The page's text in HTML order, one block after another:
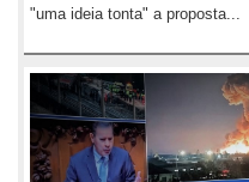
"uma ideia tonta" a proposta...